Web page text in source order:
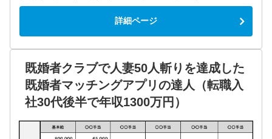
詳細ページ
既婚者クラブで人妻50人斬りを達成した
既婚者マッチングアプリの達人（転職入
社30代後半で年収1300万円）